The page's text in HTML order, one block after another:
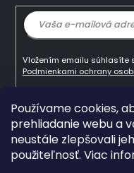
Používame cookies,
prehliadanie webu a
neustále zlepšovali
použiteľnosť. Viac
Vložením emailu súhlasíte
Podmienkami ochrany
Prihlásiť
sa